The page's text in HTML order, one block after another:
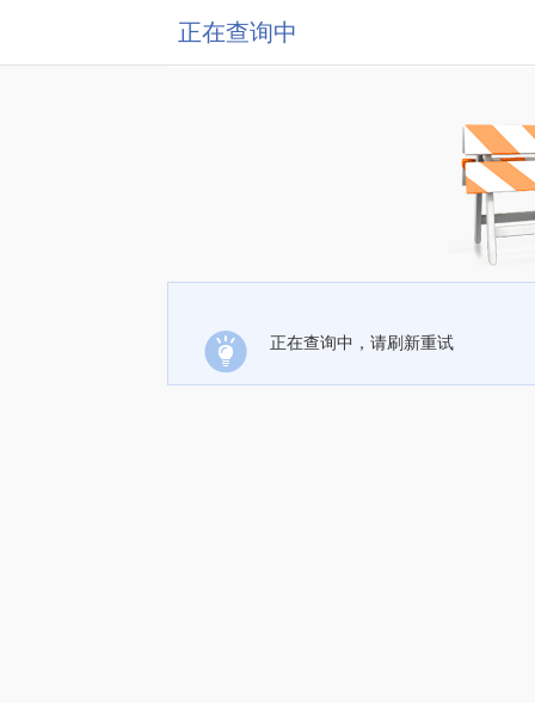
正在查询中
正在查询中，请刷新重试